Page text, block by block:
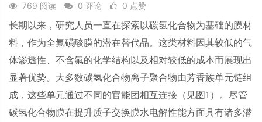
769 阅读 0 评论
0 点赞
长期以来，研究人员一直在探索以碳氢化合物为基础的膜材
料，作为全氟磺酸膜的潜在替代品。这类材料因其较低的气
体渗透性、不含氟的化学结构以及相对较低的成本而展现出
显著优势。大多数碳氢化合物离子聚合物由芳香族单元链组
成，这些单元通过不同的官能团相互连接（见图 1 ）。尽管
碳氢化合物膜在提升质子交换膜水电解性能方面具有诸多潜